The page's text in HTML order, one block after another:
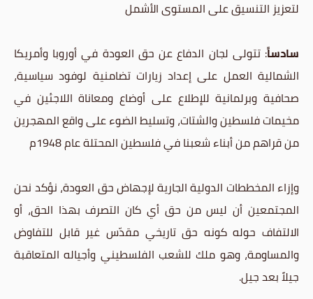
لتعزيز التنسيق على المستوى الأشمل
سادساً: تتولى لجان الدفاع عن حق العودة في أوروبا وأمريكا
الشمالية العمل على إعداد زيارات تضامنية لوفود سياسية،
صحافية وبرلمانية للإطلاع على أوضاع ومعاناة اللاجئين في
مخيمات فلسطين والشتات، وتسليط الضوء على واقع المهجرين
من قراهم من أبناء شعبنا في فلسطين المحتلة عام 1948م
وإزاء المخططات الدولية الجارية لإجهاض حق العودة، نؤكد نحن
المجتمعين أن ليس من حق أي كان التصرف بهذا الحق، أو
الالتفاف حوله كونه حق تاريخي مقدّس غير قابل للتفاوض
والمساومة، وهو ملك للشعب الفلسطيني وأجياله المتعاقبة
جيلاً بعد جيل.